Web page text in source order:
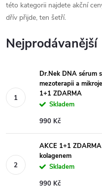
této kategorii najdete akční
dřív přijde, ten šetří.
Nejprodávanější
Dr.Nek DNA sérum
mezoterapii a
1+1 ZDARMA
Skladem
990 Kč
AKCE 1+1
kolagenem
Skladem
990 Kč